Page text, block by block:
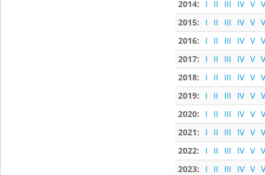
2014:
I II III IV V
2015:
I II III IV V
2016:
I II III IV V
2017:
I II III IV V
2018:
I II III IV V
2019:
I II III IV V
2020:
I II III IV V
2021:
I II III IV V
2022:
I II III IV V
2023:
I II III IV V